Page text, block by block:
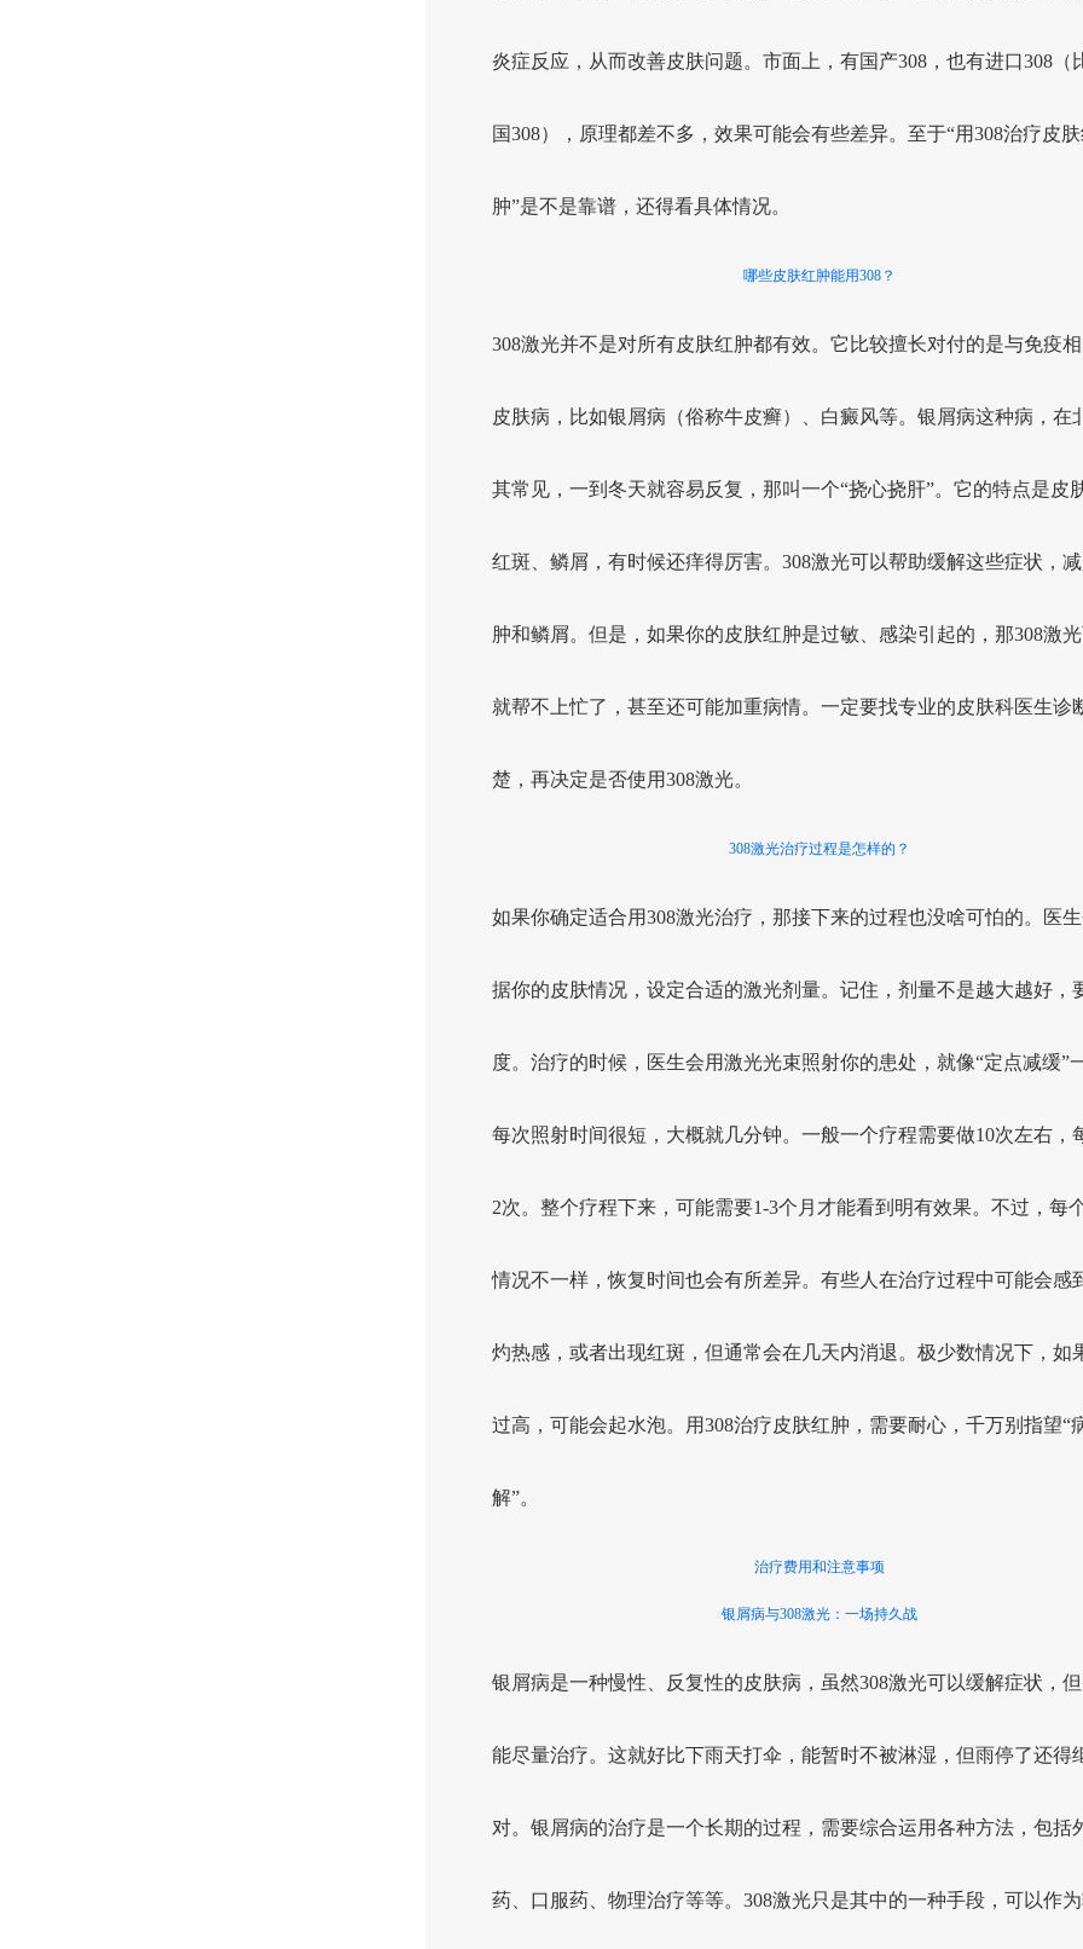
炎症反应，从而改善皮肤问题。市面上，有国产308，也有进口308（
国308），原理都差不多，效果可能会有些差异。至于“用308治疗皮
肿”是不是靠谱，还得看具体情况。
哪些皮肤红肿能用308？
308激光并不是对所有皮肤红肿都有效。它比较擅长对付的是与免疫
皮肤病，比如银屑病（俗称牛皮癣）、白癜风等。银屑病这种病，在
其常见，一到冬天就容易反复，那叫一个“挠心挠肝”。它的特点是皮
红斑、鳞屑，有时候还痒得厉害。308激光可以帮助缓解这些症状，
肿和鳞屑。但是，如果你的皮肤红肿是过敏、感染引起的，那308激
就帮不上忙了，甚至还可能加重病情。一定要找专业的皮肤科医生诊
楚，再决定是否使用308激光。
308激光治疗过程是怎样的？
如果你确定适合用308激光治疗，那接下来的过程也没啥可怕的。医
据你的皮肤情况，设定合适的激光剂量。记住，剂量不是越大越好，
度。治疗的时候，医生会用激光光束照射你的患处，就像“定点减缓”
每次照射时间很短，大概就几分钟。一般一个疗程需要做10次左右，
2次。整个疗程下来，可能需要1-3个月才能看到明有效果。不过，每
情况不一样，恢复时间也会有所差异。有些人在治疗过程中可能会感
灼热感，或者出现红斑，但通常会在几天内消退。极少数情况下，如
过高，可能会起水泡。用308治疗皮肤红肿，需要耐心，千万别指望“
解”。
治疗费用和注意事项
银屑病与308激光：一场持久战
银屑病是一种慢性、反复性的皮肤病，虽然308激光可以缓解症状，
能尽量治疗。这就好比下雨天打伞，能暂时不被淋湿，但雨停了还得
对。银屑病的治疗是一个长期的过程，需要综合运用各种方法，包括
药、口服药、物理治疗等等。308激光只是其中的一种手段，可以作